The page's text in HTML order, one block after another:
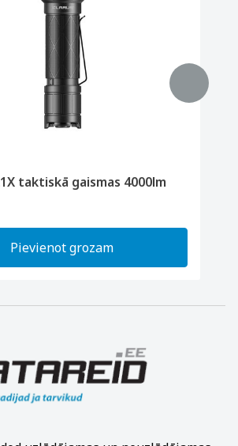
taktiskā gaismas 4000lm
Pievienot grozam